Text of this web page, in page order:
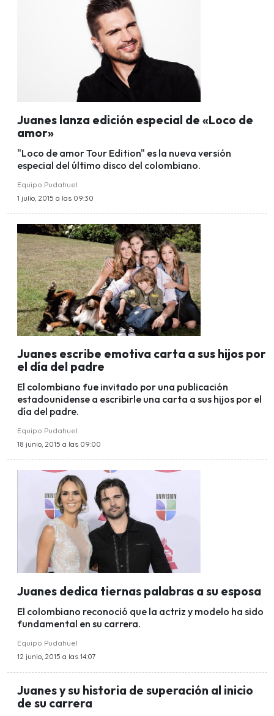
Juanes lanza edición especial de «Loco de
amor»
"Loco de amor Tour Edition" es la nueva versión
especial del último disco del colombiano.
Equipo Pudahuel
1 julio, 2015 a las 09:30
Juanes escribe emotiva carta a sus hijos por
el día del padre
El colombiano fue invitado por una publicación
estadounidense a escribirle una carta a sus hijos por el
día del padre.
Equipo Pudahuel
18 junio, 2015 a las 09:00
Juanes dedica tiernas palabras a su esposa
El colombiano reconoció que la actriz y modelo ha sido
fundamental en su carrera.
Equipo Pudahuel
12 junio, 2015 a las 14:07
Juanes y su historia de superación al inicio
de su carrera